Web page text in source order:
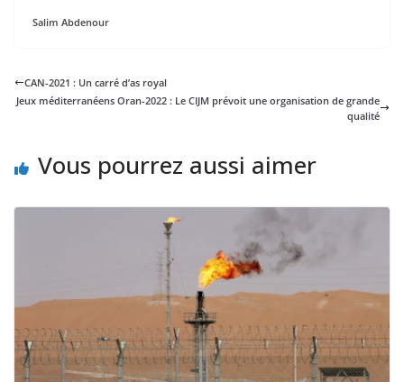
Salim Abdenour
CAN-2021 : Un carré d’as royal
Jeux méditerranéens Oran-2022 : Le CIJM prévoit une organisation de grande
qualité
Vous pourrez aussi aimer